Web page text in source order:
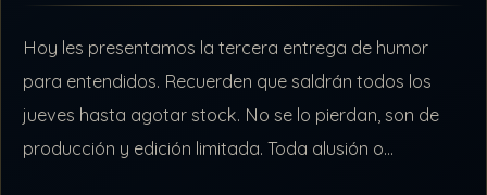
Hoy les presentamos la tercera entrega de humor
para entendidos. Recuerden que saldrán todos los
jueves hasta agotar stock. No se lo pierdan, son de
producción y edición limitada. Toda alusión o